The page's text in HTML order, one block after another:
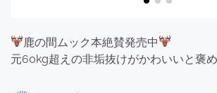
鹿の間ムック本絶賛発売中
元60kg超えの非垢抜けがかわいいと褒